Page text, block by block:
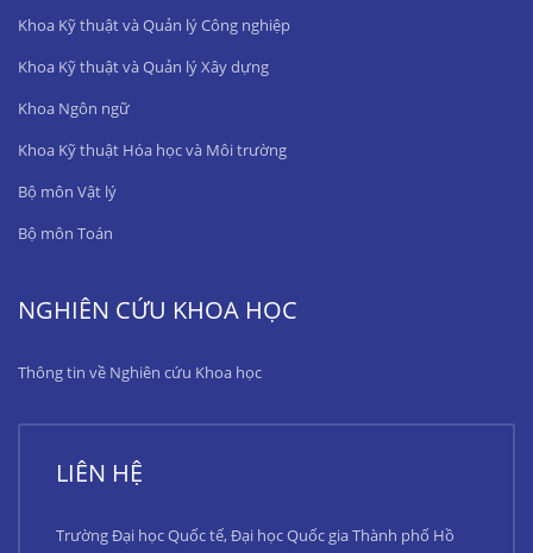
Khoa Kỹ thuật và Quản lý Công nghiệp
Khoa Kỹ thuật và Quản lý Xây dựng
Khoa Ngôn ngữ
Khoa Kỹ thuật Hóa học và Môi trường
Bộ môn Vật lý
Bộ môn Toán
NGHIÊN CỨU KHOA HỌC
Thông tin về Nghiên cứu Khoa học
LIÊN HỆ
Trường Đại học Quốc tế, Đại học Quốc gia Thành phố Hồ